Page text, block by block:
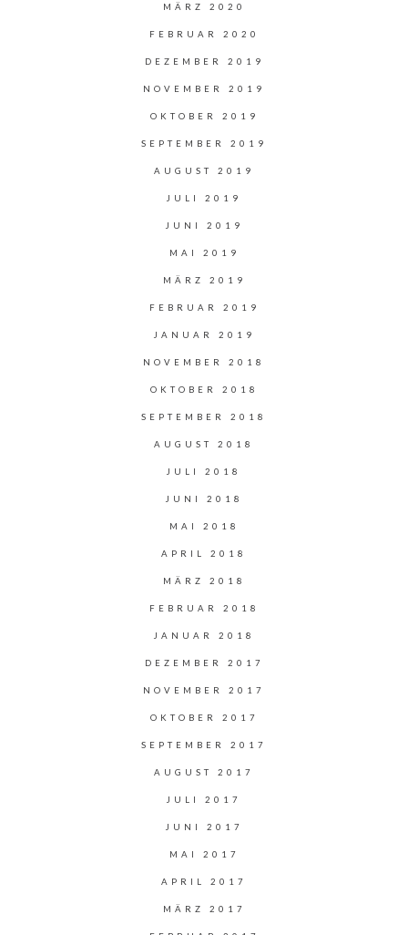
MÄRZ 2020
FEBRUAR 2020
DEZEMBER 2019
NOVEMBER 2019
OKTOBER 2019
SEPTEMBER 2019
AUGUST 2019
JULI 2019
JUNI 2019
MAI 2019
MÄRZ 2019
FEBRUAR 2019
JANUAR 2019
NOVEMBER 2018
OKTOBER 2018
SEPTEMBER 2018
AUGUST 2018
JULI 2018
JUNI 2018
MAI 2018
APRIL 2018
MÄRZ 2018
FEBRUAR 2018
JANUAR 2018
DEZEMBER 2017
NOVEMBER 2017
OKTOBER 2017
SEPTEMBER 2017
AUGUST 2017
JULI 2017
JUNI 2017
MAI 2017
APRIL 2017
MÄRZ 2017